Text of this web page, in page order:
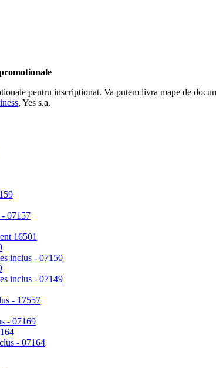
pentru inscriptionat. Va putem livra mape de
, Yes s.a.